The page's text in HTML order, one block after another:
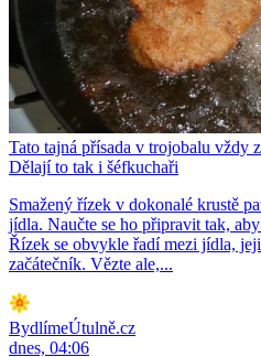
Tato tajná přísada v trojobalu vždy
Dělají to tak i šéfkuchaři
Smažený řízek v dokonalé krustě
jídla. Naučte se ho připravit tak,
Řízek se obvykle řadí mezi jídla,
začátečník. Vězte ale,...
BydlímeÚtulně.cz
dnes, 04:06